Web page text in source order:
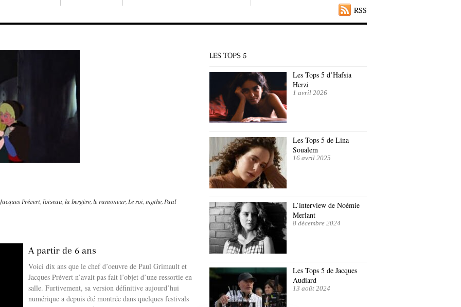
RSS
Jacques Prévert, l'oiseau, la bergère, le ramoneur, Le roi, mythe, Paul
A partir de 6 ans
Voici dix ans que le chef d’oeuvre de Paul Grimault et
Jacques Prévert n’avait pas fait l’objet d’une ressortie en
salle. Furtivement, sa version définitive aujourd’hui
numérique a depuis été montrée dans quelques festivals
LES TOPS 5
Les Tops 5 d’Hafsia
Herzi
1 avril 2026
Les Tops 5 de Lina
Soualem
16 avril 2025
L’interview de Noémie
Merlant
8 décembre 2024
Les Tops 5 de Jacques
Audiard
13 août 2024